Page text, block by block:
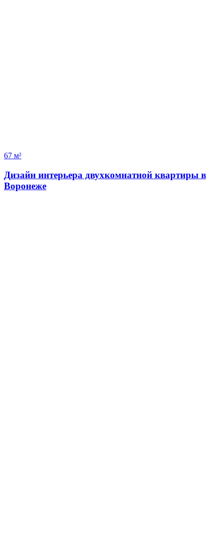
67 м²
Дизайн интерьера двухкомнатной квартиры в
Воронеже